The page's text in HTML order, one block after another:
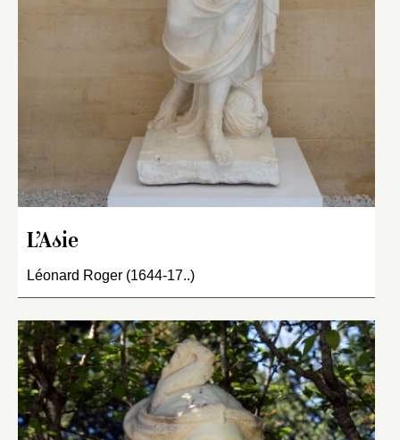
L’Asie
Léonard Roger (1644-17..)